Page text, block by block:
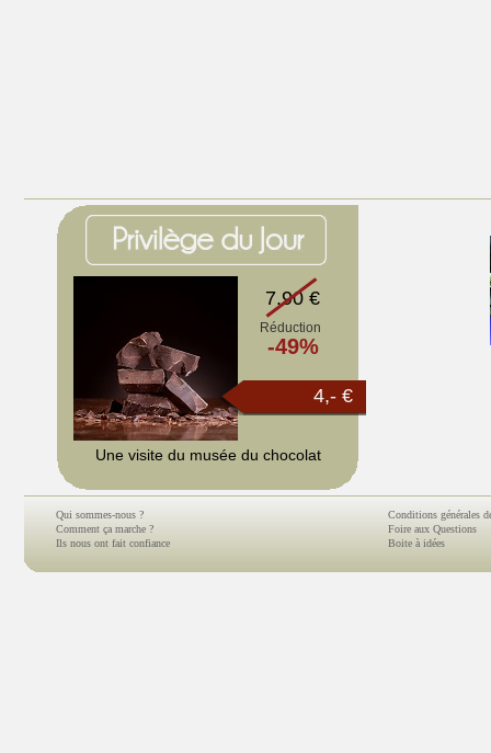
Une visite du musée du chocolat
7.90 €
Réduction
-49%
4,- €
Qui sommes-nous ?
Comment ça marche ?
Ils nous ont fait confiance
Conditions générales
Foire aux Questions
Boite à idées